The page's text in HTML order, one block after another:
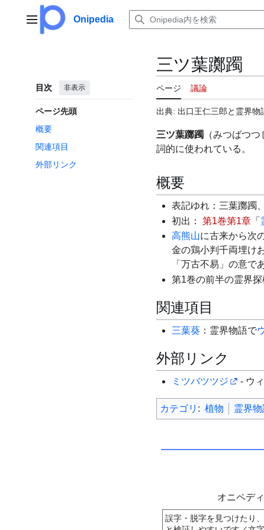
メインメニューOnipedia
目次 非表示
ページ先頭
概要
関連項目
外部リンク
三ツ葉躑躅
ページ 議論
出典: 出口王仁三郎と霊界物
三ツ葉躑躅 （みつばつ
詞的に使われている。
概要
表記ゆれ：三葉躑躅
初出：
第1巻第1章「
高熊山に古来から次
金の鶏小判千両埋け
「万古不易」の意で
第1巻の前半の霊界
関連項目
三葉葵：霊界物語で
外部リンク
ミツバツツジ - ウ
カテゴリ : 植物 霊界
オニペデ
誤字・脱字を見つけたり